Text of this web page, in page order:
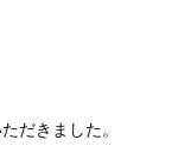
だきました。